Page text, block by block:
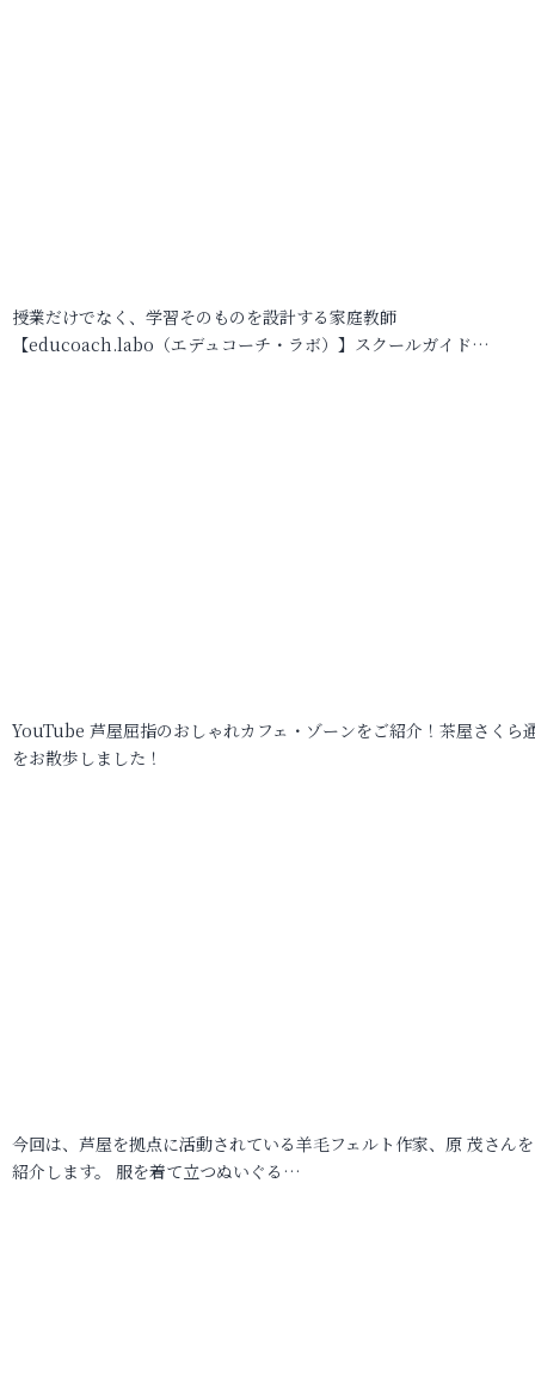
授業だけでなく、学習そのものを設計する家庭教師
【educoach.labo（エデュコーチ・ラボ）】スクールガイド…
YouTube 芦屋屈指のおしゃれカフェ・ゾーンをご紹介！茶屋さくら
をお散歩しました！
今回は、芦屋を拠点に活動されている羊毛フェルト作家、原 茂さん
紹介します。 服を着て立つぬいぐる…